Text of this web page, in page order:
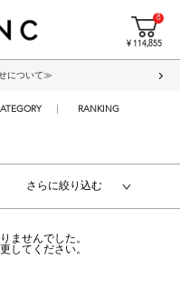
8
¥ 114,855
について≫
RANKING
さらに絞り込む
ませんでした。
してください。